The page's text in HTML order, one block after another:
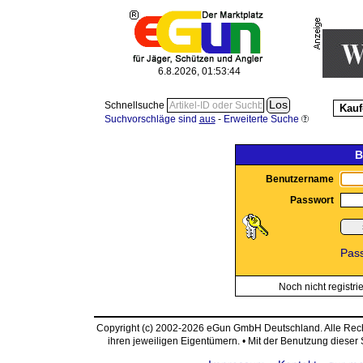
6.8.2026, 01:53:44
Schnellsuche
Suchvorschläge sind aus- Erweiterte Suche
Benutzername
Passwort
Noch nicht
Copyright (c) 2002-2026 eGun GmbH Deutschland. Alle
ihren jeweiligen Eigentümern. • Mit der Benutzung